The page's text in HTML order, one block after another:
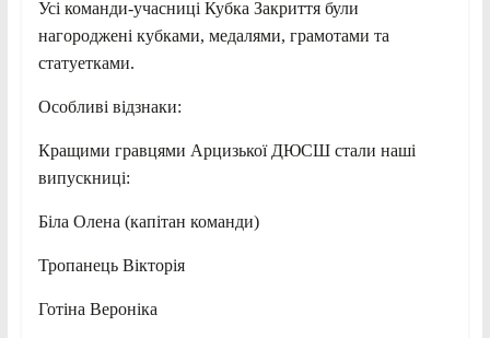
Усі команди-учасниці Кубка Закриття були
нагороджені кубками, медалями, грамотами та
статуетками.
Особливі відзнаки:
Кращими гравцями Арцизької ДЮСШ стали наші
випускниці:
Біла Олена (капітан команди)
Тропанець Вікторія
Готіна Вероніка